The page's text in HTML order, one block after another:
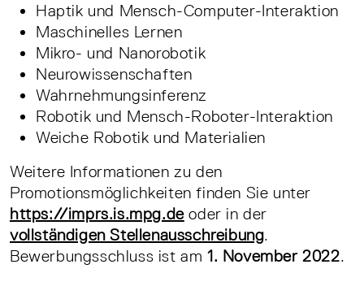
Haptik und Mensch-Computer-Interaktion
Maschinelles Lernen
Mikro- und Nanorobotik
Neurowissenschaften
Wahrnehmungsinferenz
Robotik und Mensch-Roboter-Interaktion
Weiche Robotik und Materialien
Weitere Informationen zu den
Promotionsmöglichkeiten finden Sie unter
https://imprs.is.mpg.deoder in der
vollständigen Stellenausschreibung.
Bewerbungsschluss ist am1. November 2022.